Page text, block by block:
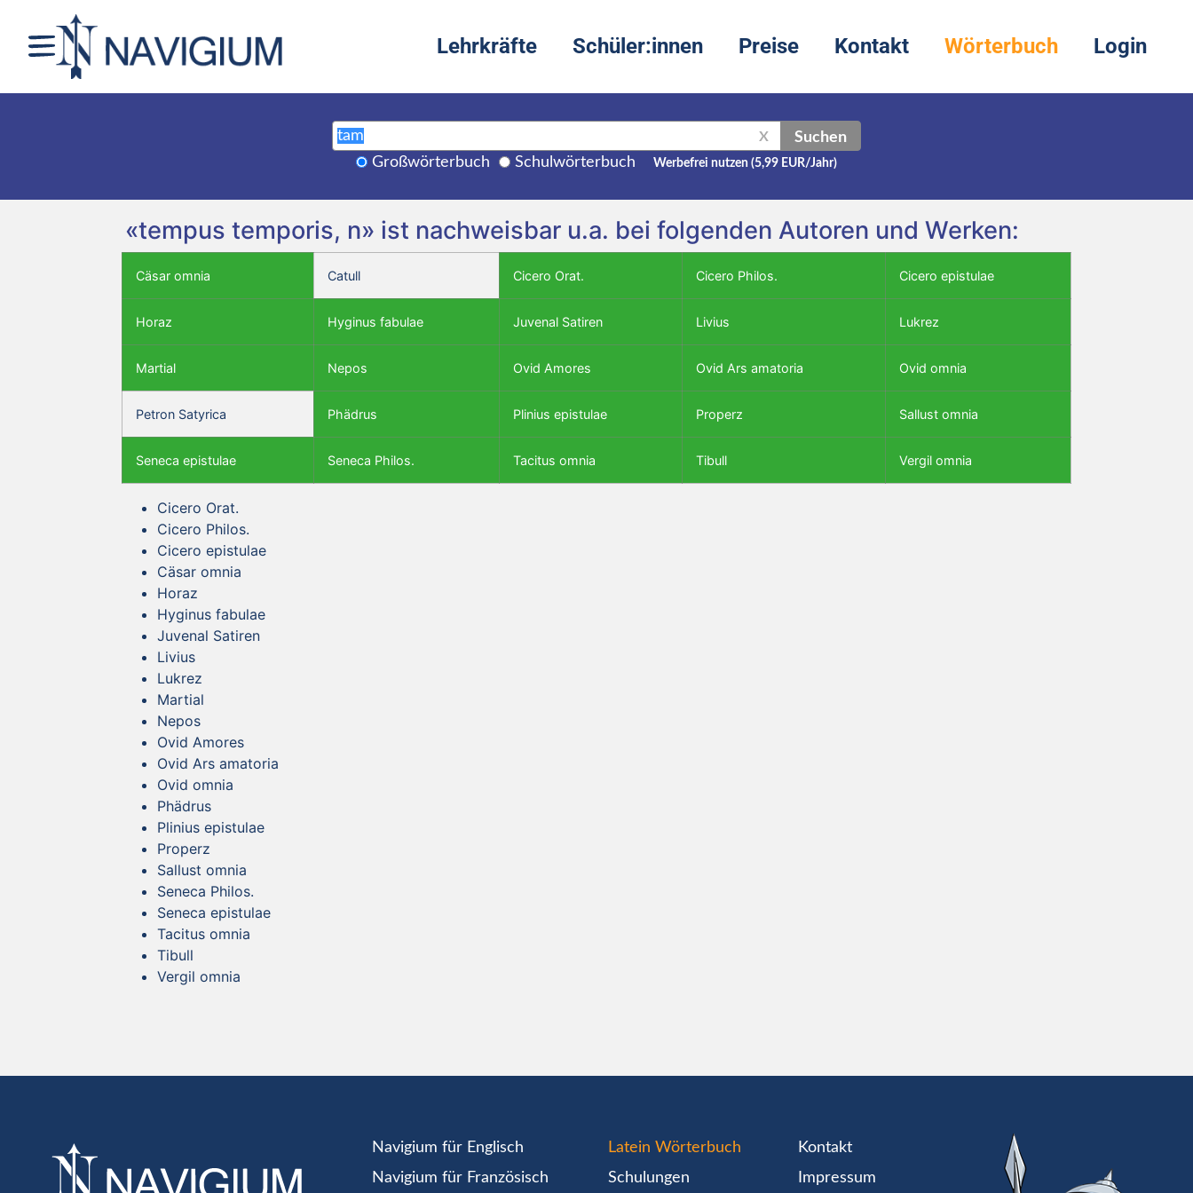
Lehrkräfte Schüler:innen Preise Kontakt Wörterbuch Login
X Suchen
Großwörterbuch Schulwörterbuch Werbefrei nutzen (5,99 EUR/Jahr)
«tempus temporis, n» ist nachweisbar u.a. bei folgenden Autoren und Werken:
Cäsar omnia Catull Cicero Orat. Cicero Philos. Cicero epistulae
Horaz Hyginus fabulae Juvenal Satiren Livius Lukrez
Martial Nepos Ovid Amores Ovid Ars amatoria Ovid omnia
Petron Satyrica Phädrus Plinius epistulae Properz Sallust omnia
Seneca epistulae Seneca Philos. Tacitus omnia Tibull Vergil omnia
Cicero Orat.
Cicero Philos.
Cicero epistulae
Cäsar omnia
Horaz
Hyginus fabulae
Juvenal Satiren
Livius
Lukrez
Martial
Nepos
Ovid Amores
Ovid Ars amatoria
Ovid omnia
Phädrus
Plinius epistulae
Properz
Sallust omnia
Seneca Philos.
Seneca epistulae
Tacitus omnia
Tibull
Vergil omnia
Navigium für Englisch
Navigium für Französisch
Latein Wörterbuch
Schulungen
Kontakt
Impressum